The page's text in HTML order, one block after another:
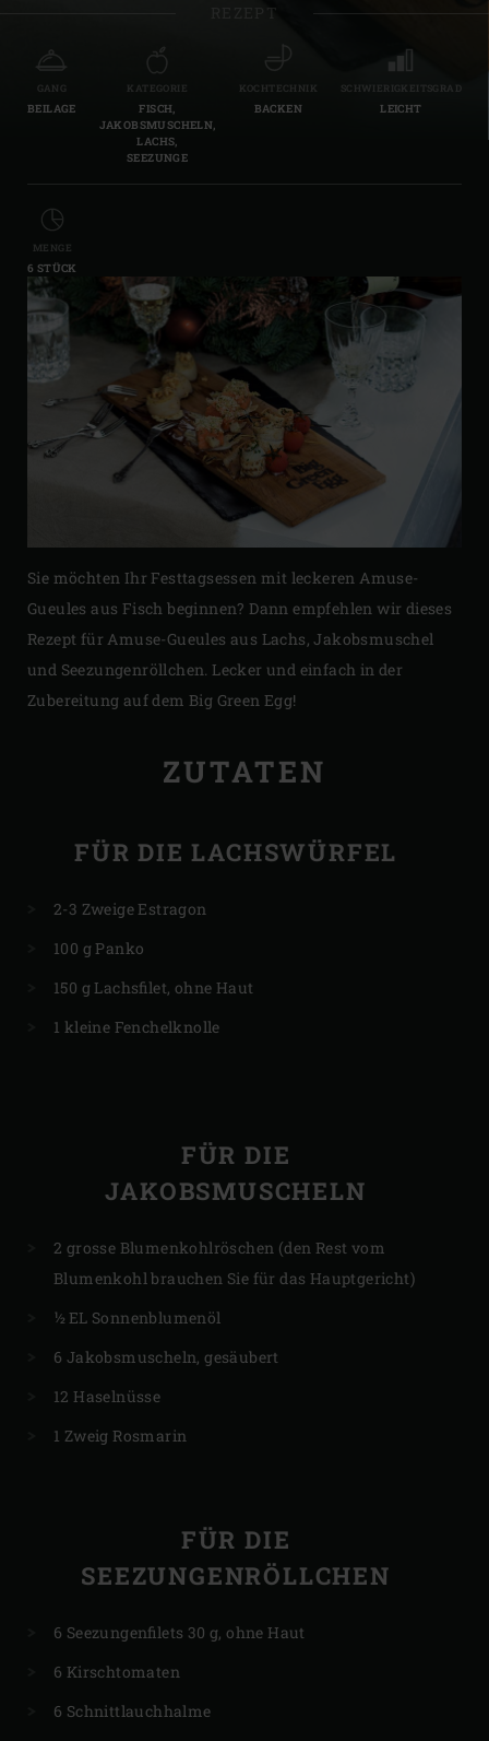
REZEPT
GANG
BEILAGE
KATEGORIE
FISCH,
JAKOBSMUSCHELN,
LACHS,
SEEZUNGE
KOCHTECHNIK
BACKEN
SCHWIERIGKEITSGRAD
LEICHT
MENGE
6 STÜCK
Sie möchten Ihr Festtagsessen mit leckeren Amuse-
Gueules aus Fisch beginnen? Dann empfehlen wir dieses
Rezept für Amuse-Gueules aus Lachs, Jakobsmuschel
und Seezungenröllchen. Lecker und einfach in der
Zubereitung auf dem Big Green Egg!
ZUTATEN
FÜR DIE LACHSWÜRFEL
2-3 Zweige Estragon
100 g Panko
150 g Lachsfilet, ohne Haut
1 kleine Fenchelknolle
FÜR DIE
JAKOBSMUSCHELN
2 grosse Blumenkohlröschen (den Rest vom
Blumenkohl brauchen Sie für das Hauptgericht)
½ EL Sonnenblumenöl
6 Jakobsmuscheln, gesäubert
12 Haselnüsse
1 Zweig Rosmarin
FÜR DIE
SEEZUNGENRÖLLCHEN
6 Seezungenfilets 30 g, ohne Haut
6 Kirschtomaten
6 Schnittlauchhalme